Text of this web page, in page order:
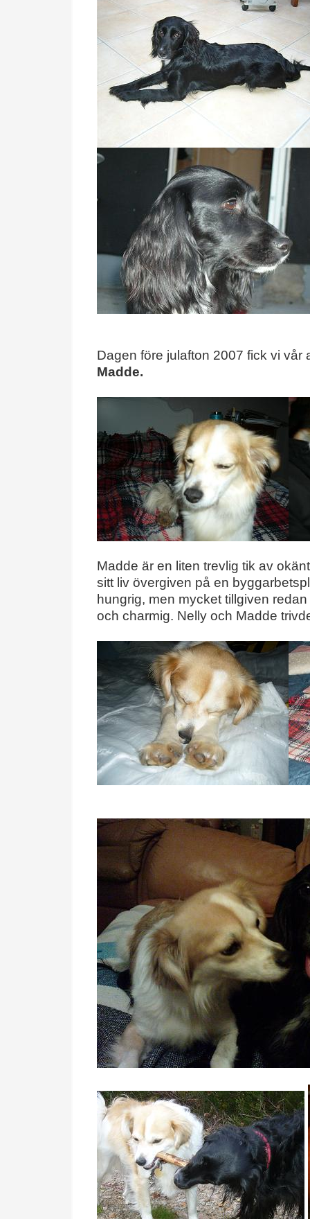
Dagen före julafton 2007 fick vi
Madde.
Madde är en liten trevlig tik av
sitt liv övergiven på en
hungrig, men mycket tillgiven
och charmig. Nelly och Madde